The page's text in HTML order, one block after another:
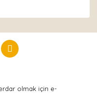
olmak için e-